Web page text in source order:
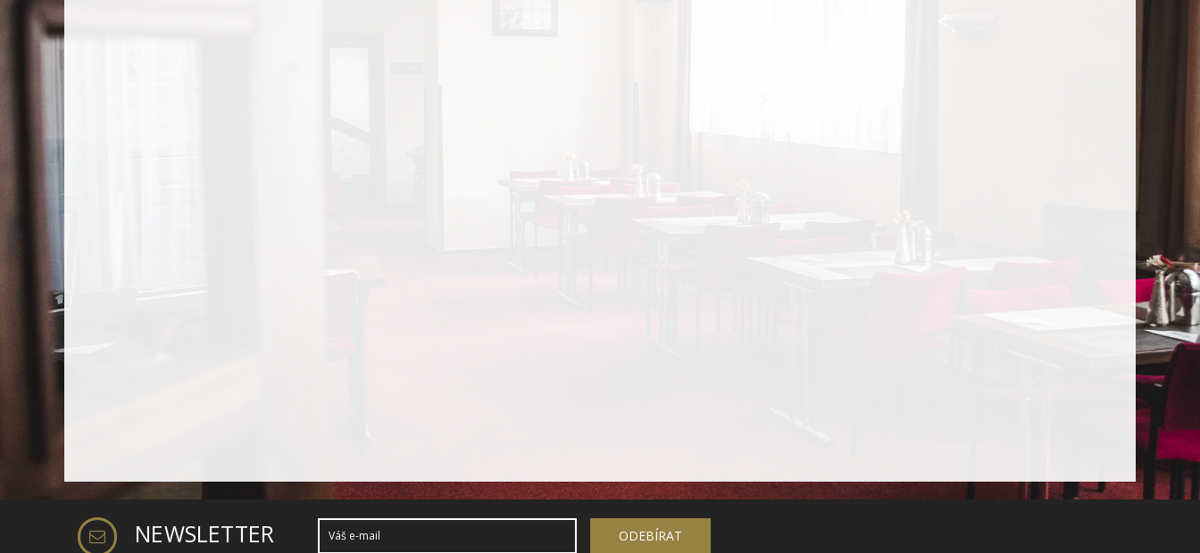
NEWSLETTER